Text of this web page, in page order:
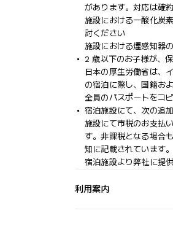
があります。対応は確
施設における一酸化炭
討ください
施設における煙感知器
2 歳以下のお子様が、
日本の厚生労働省は、
の宿泊に際し、国籍お
全員のパスポートをコ
宿泊施設にて、次の追
施設にて市税のお支払
す。非課税となる場合
知に記載されています。
宿泊施設より弊社に提
利用案内